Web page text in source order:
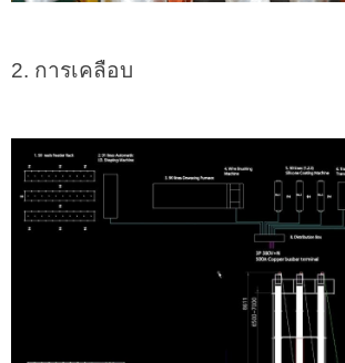
2. การเคลือบ